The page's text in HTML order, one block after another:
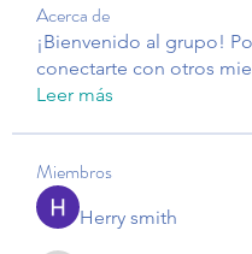
Acerca de
¡Bienvenido al grupo!
conectarte con otros
Leer más
Miembros
Herry smith